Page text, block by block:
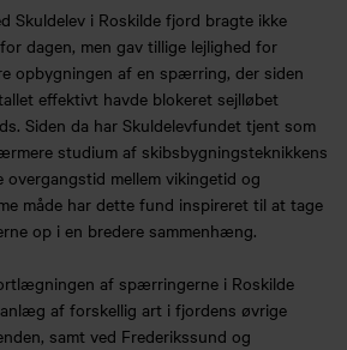
Skuldelev i Roskilde fjord bragte ikke
dagen, men gav tillige lejlighed for
opbygningen af en spærring, der siden
effektivt havde blokeret sejlløbet
Siden da har Skuldelevfundet tjent som
studium af skibsbygningsteknikkens
mellem vikingetid og
måde har dette fund inspireret til at tage
op i en bredere sammenhæng.
af spærringerne i Roskilde
af forskellig art i fjordens øvrige
samt ved Frederikssund og